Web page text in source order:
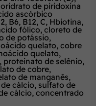
de piridoxina
ascórbico
B6, B12, C, Hbiotina,
fólico, cloreto de
de potássio,
quelato, cobre
quelato,
de selênio,
de cobre,
de manganês,
cálcio, sulfato de
cálcio, concentrado